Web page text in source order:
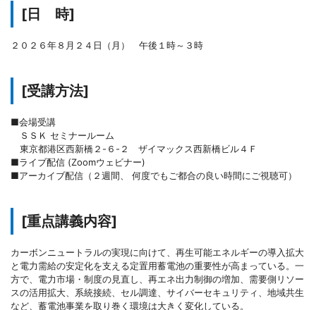
[日 時]
２０２６年８月２４日（月） 午後１時～３時
[受講方法]
■会場受講
ＳＳＫ セミナールーム
東京都港区西新橋２-６-２ ザイマックス西新橋ビル４Ｆ
■ライブ配信 (Zoomウェビナー)
■アーカイブ配信（２週間、 何度でもご都合の良い時間にご視聴可）
[重点講義内容]
カーボンニュートラルの実現に向けて、再生可能エネルギーの導入拡大
と電力需給の安定化を支える定置用蓄電池の重要性が高まっている。一
方で、電力市場・制度の見直し、再エネ出力制御の増加、需要側リソー
スの活用拡大、系統接続、セル調達、サイバーセキュリティ、地域共生
など、蓄電池事業を取り巻く環境は大きく変化している。